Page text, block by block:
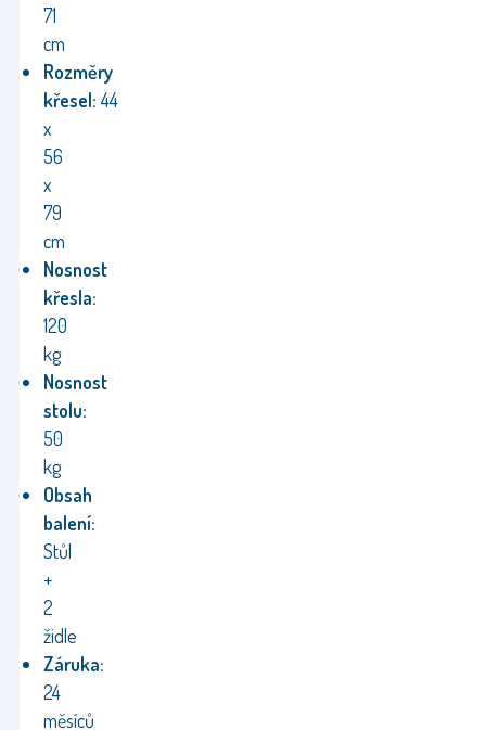
71
cm
Rozměry
křesel:44
x
56
x
79
cm
Nosnost
křesla:
120
kg
Nosnost
stolu:
50
kg
Obsah
balení:
Stůl
+
2
židle
Záruka:
24
měsíců